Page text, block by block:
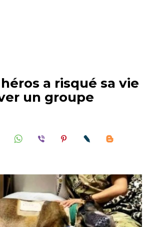
a risqué sa vie
un groupe